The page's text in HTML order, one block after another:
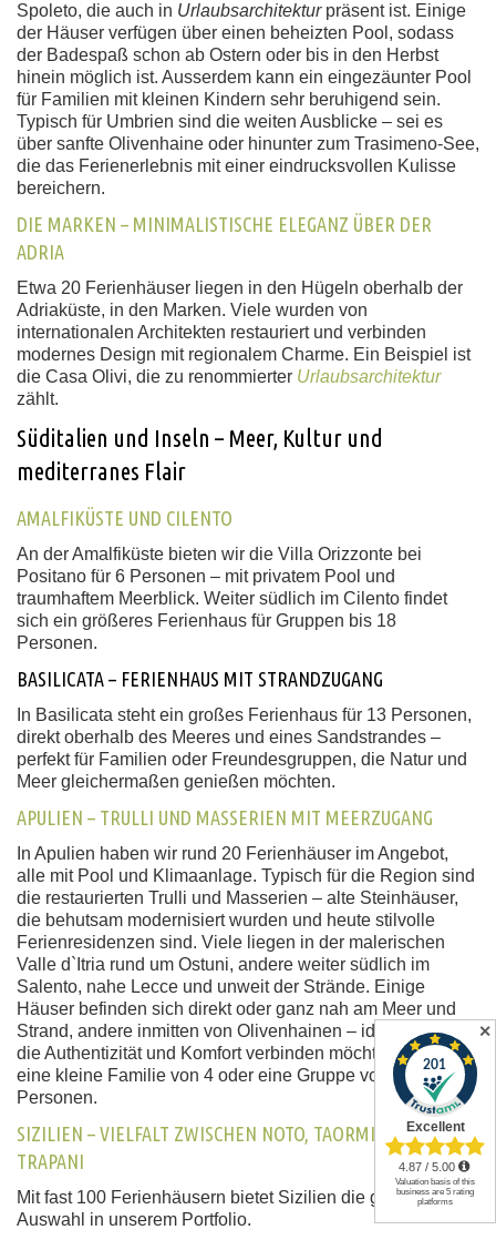
Spoleto, die auch in Urlaubsarchitekturpräsent ist. Einige
der Häuser verfügen über einen beheizten Pool, sodass
der Badespaß schon ab Ostern oder bis in den Herbst
hinein möglich ist. Ausserdem kann ein eingezäunter Pool
für Familien mit kleinen Kindern sehr beruhigend sein.
Typisch für Umbrien sind die weiten Ausblicke – sei es
über sanfte Olivenhaine oder hinunter zum Trasimeno-See,
die das Ferienerlebnis mit einer eindrucksvollen Kulisse
bereichern.
DIE MARKEN – MINIMALISTISCHE ELEGANZ ÜBER DER
ADRIA
Etwa 20 Ferienhäuser liegen in den Hügeln oberhalb der
Adriaküste, in den Marken. Viele wurden von
internationalen Architekten restauriert und verbinden
modernes Design mit regionalem Charme. Ein Beispiel ist
die Casa Olivi, die zu renommierter Urlaubsarchitektur
zählt.
Süditalien und Inseln – Meer, Kultur und
mediterranes Flair
AMALFIKÜSTE UND CILENTO
An der Amalfiküste bieten wir die Villa Orizzonte bei
Positano für 6 Personen – mit privatem Pool und
traumhaftem Meerblick. Weiter südlich im Cilento findet
sich ein größeres Ferienhaus für Gruppen bis 18
Personen.
BASILICATA – FERIENHAUS MIT STRANDZUGANG
In Basilicata steht ein großes Ferienhaus für 13 Personen,
direkt oberhalb des Meeres und eines Sandstrandes –
perfekt für Familien oder Freundesgruppen, die Natur und
Meer gleichermaßen genießen möchten.
APULIEN – TRULLI UND MASSERIEN MIT MEERZUGANG
In Apulien haben wir rund 20 Ferienhäuser im Angebot,
alle mit Pool und Klimaanlage. Typisch für die Region sind
die restaurierten Trulli und Masserien – alte Steinhäuser,
die behutsam modernisiert wurden und heute stilvolle
Ferienresidenzen sind. Viele liegen in der malerischen
Valle d`Itria rund um Ostuni, andere weiter südlich im
Salento, nahe Lecce und unweit der Strände. Einige
Häuser befinden sich direkt oder ganz nah am Meer und
Strand, andere inmitten von Olivenhainen – ideal für Gäste,
die Authentizität und Komfort verbinden möchten, ob für
eine kleine Familie von 4 oder eine Gruppe von 20
Personen.
SIZILIEN – VIELFALT ZWISCHEN NOTO, TAORMINA UND
TRAPANI
Mit fast 100 Ferienhäusern bietet Sizilien die größte
Auswahl in unserem Portfolio.
✕